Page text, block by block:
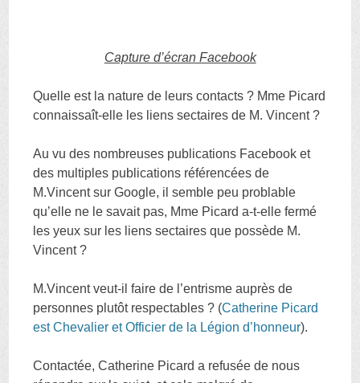
Capture d’écran Facebook
Quelle est la nature de leurs contacts ? Mme Picard
connaissaît-elle les liens sectaires de M. Vincent ?
Au vu des nombreuses publications Facebook et
des multiples publications référencées de
M.Vincent sur Google, il semble peu problable
qu’elle ne le savait pas, Mme Picard a-t-elle fermé
les yeux sur les liens sectaires que possède M.
Vincent ?
M.Vincent veut-il faire de l’entrisme auprès de
personnes plutôt respectables ? (Catherine Picard
est Chevalier et Officier de la Légion d’honneur).
Contactée, Catherine Picard a refusée de nous